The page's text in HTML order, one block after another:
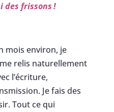
des frissons !
mois environ, je
relis naturellement
l’écriture,
Je fais des
Tout ce qui